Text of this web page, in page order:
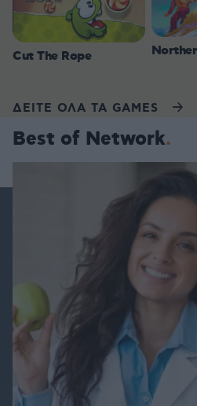
Cut The Rope
ΔΕΙΤΕ ΟΛΑ ΤΑ GAMES
Best of Network